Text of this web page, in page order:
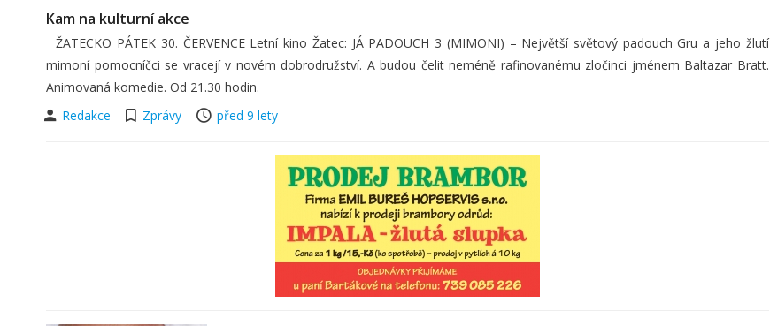
Kam na kulturní akce
ŽATECKO PÁTEK 30. ČERVENCE Letní kino Žatec: JÁ PADOUCH 3 (MIMONI) – Největší světový padouch Gru a jeho žlutí
mimoní pomocníčci se vracejí v novém dobrodružství. A budou čelit neméně rafinovanému zločinci jménem Baltazar Bratt.
Animovaná komedie. Od 21.30 hodin.
Redakce
Zprávy před 9 lety